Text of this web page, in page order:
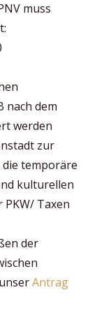
muss
nach dem
werden
zur
temporäre
kulturellen
Taxen
der
Antrag